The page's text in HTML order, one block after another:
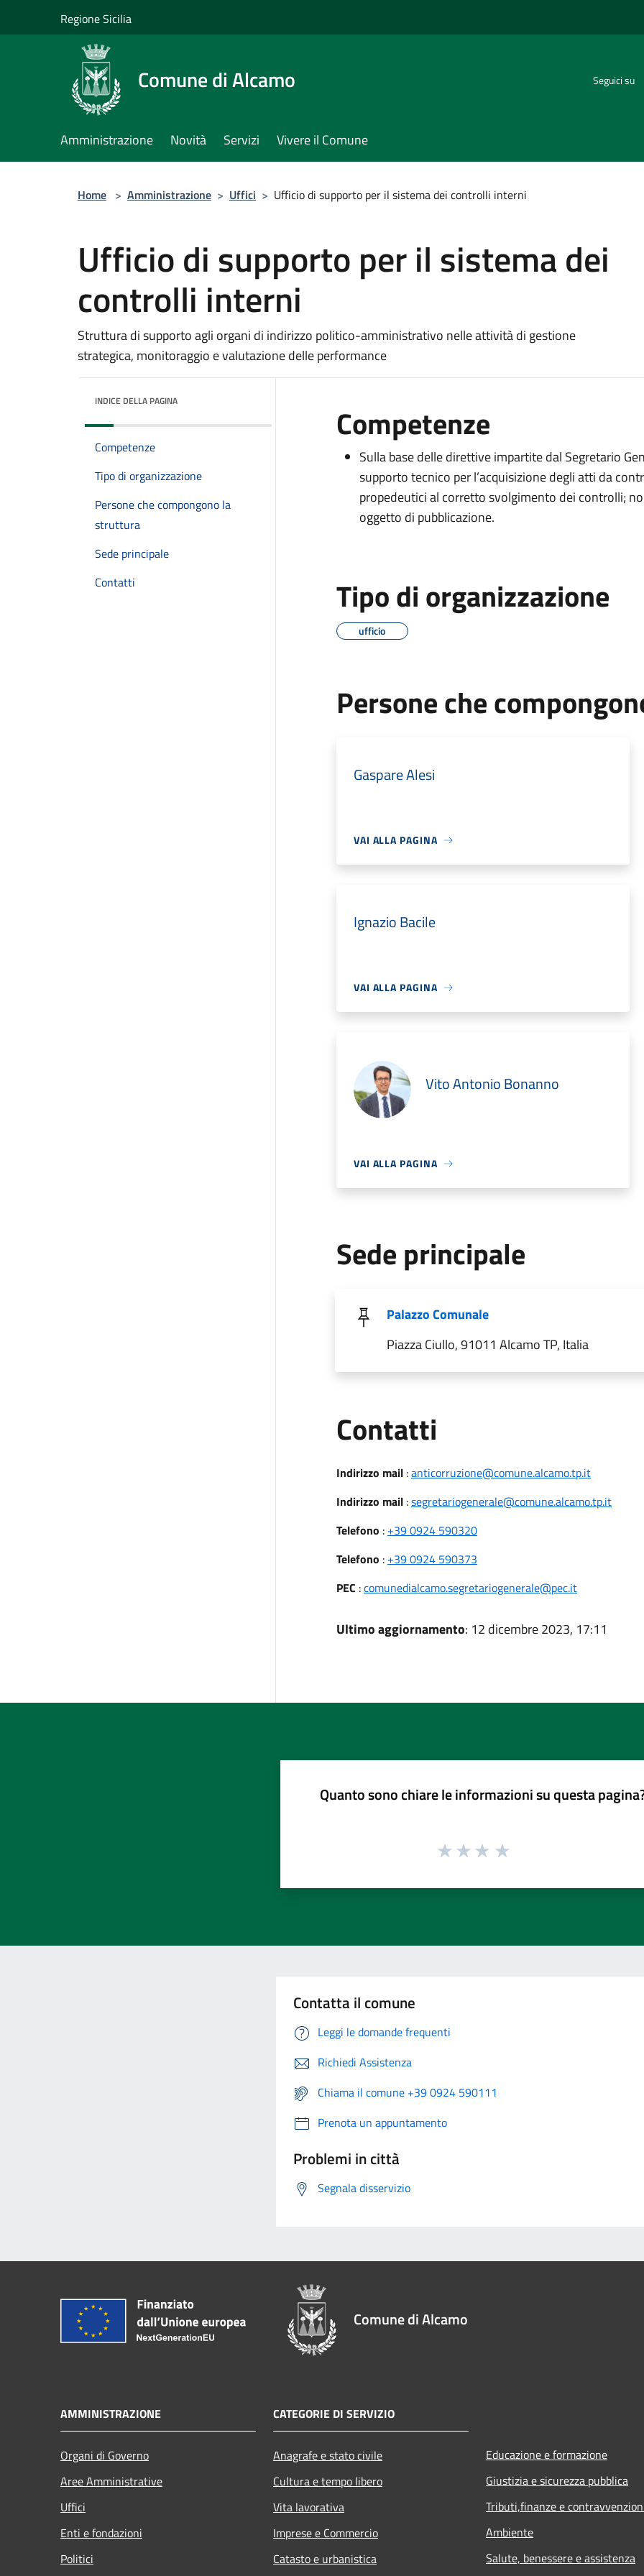
Regione Sicilia
Comune di Alcamo Seguici su
Amministrazione Novità Servizi Vivere il Comune
Home > Amministrazione > Uffici > Ufficio di supporto per il sistema dei controlli interni
Ufficio di supporto per il sistema dei
controlli interni
Struttura di supporto agli organi di indirizzo politico-amministrativo nelle attività di gestione
strategica, monitoraggio e valutazione delle performance
INDICE DELLA PAGINA
Competenze
Tipo di organizzazione
Persone che compongono la
struttura
Sede principale
Contatti
Competenze
Sulla base delle direttive impartite dal Segretario
supporto tecnico per l’acquisizione degli atti da
propedeutici al corretto svolgimento dei controlli;
oggetto di pubblicazione.
Tipo di organizzazione
ufficio
Persone che
Gaspare Alesi
VAI ALLA PAGINA
Ignazio Bacile
VAI ALLA PAGINA
Vito Antonio Bonanno
VAI ALLA PAGINA
Sede principale
Palazzo Comunale
Piazza Ciullo, 91011 Alcamo TP, Italia
Contatti
Indirizzo mail:anticorruzione@comune.alcamo.tp.it
Indirizzo mail:segretariogenerale@comune.alcamo.tp.it
Telefono : +39 0924 590320
Telefono : +39 0924 590373
PEC :comunedialcamo.segretariogenerale@pec.it
Ultimo aggiornamento: 12 dicembre 2023, 17:11
Quanto sono chiare le informazioni su questa
Contatta il comune
Leggi le domande frequenti
Richiedi Assistenza
Chiama il comune +39 0924 590111
Prenota un appuntamento
Problemi in città
Segnala disservizio
Comune di Alcamo
AMMINISTRAZIONE
Organi di Governo
Aree Amministrative
Uffici
Enti e fondazioni
Politici
CATEGORIE DI SERVIZIO
Anagrafe e stato civile
Cultura e tempo libero
Vita lavorativa
Imprese e Commercio
Catasto e urbanistica
Educazione e formazione
Giustizia e sicurezza pubblica
Tributi,finanze e
Ambiente
Salute, benessere e assistenza